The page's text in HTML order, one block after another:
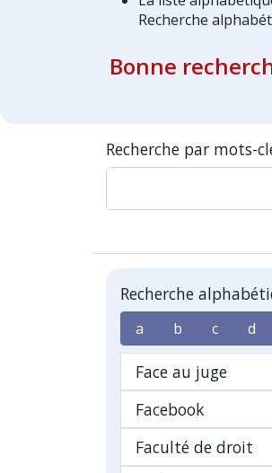
Recherche
Bonne
Recherche par mots-
Recherche
a b c d
Face au juge
Facebook
Faculté de droit